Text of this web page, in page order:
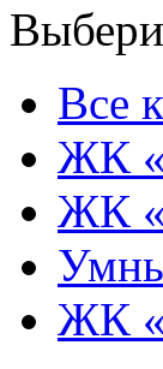
Все
ЖК
ЖК
ЖК